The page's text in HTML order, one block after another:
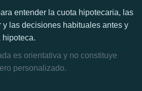
entender la cuota hipotecaria, las
y las decisiones habituales antes y
hipoteca.
es orientativa y no constituye
personalizado.